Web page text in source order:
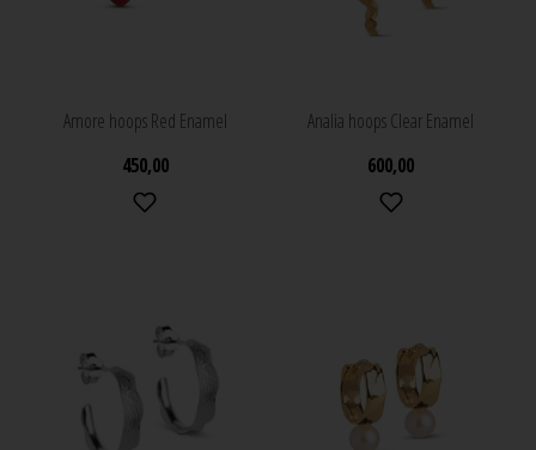
Amore hoops Red Enamel
450,00
Analia hoops Clear Enamel
600,00